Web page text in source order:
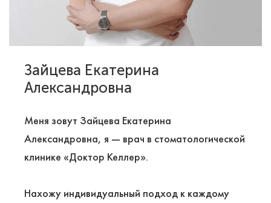
Зайцева Екатерина
Александровна
Меня зовут Зайцева Екатерина
Александровна, я — врач в стоматологической
клинике «Доктор Келлер».
Нахожу индивидуальный подход к каждому